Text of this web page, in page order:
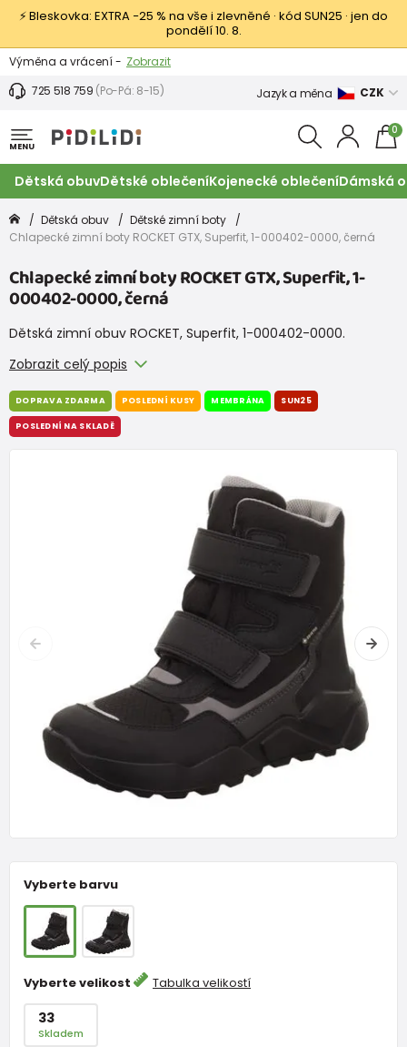
⚡ Bleskovka: EXTRA −25 % na vše i zlevněné · kód SUN25 · jen do
pondělí 10. 8.
Výměna a vrácení - Zobrazit
Sleva 100 Kč na první nákup -
725 518 759 (Po-Pá: 8-15) Jazyk a měna CZK
MENU
0
Dětská obuvDětské oblečeníKojenecké oblečeníDámská
Dětská obuv
Dětské zimní boty
Chlapecké zimní boty ROCKET GTX, Superfit, 1-000402-0000, černá
Chlapecké zimní boty ROCKET GTX, Superfit, 1-
000402-0000, černá
Dětská zimní obuv ROCKET, Superfit, 1-000402-0000.
Zobrazit celý popis
Vyberte barvu
Vyberte velikost Tabulka velikostí
33
Skladem
DOPRAVA ZDARMA POSLEDNÍ KUSY MEMBRÁNA SUN25
POSLEDNÍ NA SKLADĚ